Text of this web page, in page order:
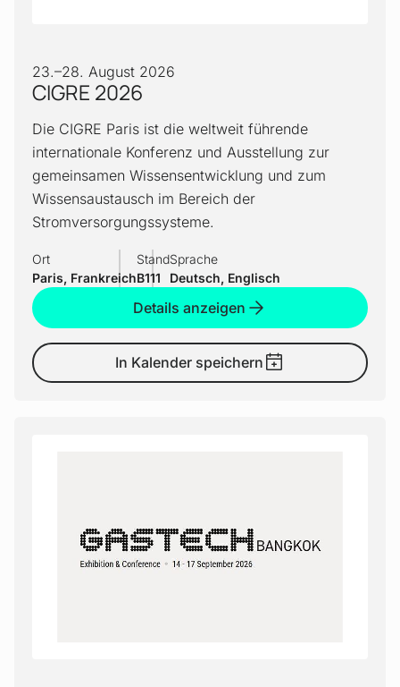
23.–28. August 2026
CIGRE 2026
Die CIGRE Paris ist die weltweit führende
internationale Konferenz und Ausstellung zur
gemeinsamen Wissensentwicklung und zum
Wissensaustausch im Bereich der
Stromversorgungssysteme.
Ort
Paris, Frankreich
Stand
B111
Sprache
Deutsch, Englisch
Details anzeigen
In Kalender speichern